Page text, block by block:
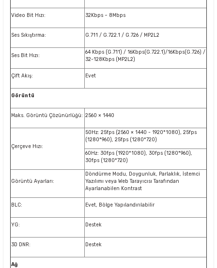
Video Bit Hızı: 32Kbps ~ 8Mbps
Ses Sıkıştırma: G.711 / G.722.1 / G.726 / MP2L2
Ses Bit Hızı:
64 Kbps (G.711) / 16Kbps(G.722.1)/16Kbps(G.726) /
32-128Kbps (MP2L2)
Çift Akış: Evet
Görüntü
Maks. Görüntü Çözünürlüğü: 2560 × 1440
Çerçeve Hızı:
50Hz: 25fps (2560 × 1440 - 1920*1080), 25fps
(1280*960), 25fps (1280*720)
60Hz: 30fps (1920*1080), 30fps (1280*960),
30fps (1280*720)
Görüntü Ayarları:
Döndürme Modu, Doygunluk, Parlaklık, İstemci
Yazılımı veya Web Tarayıcısı Tarafından
Ayarlanabilen Kontrast
BLC: Evet, Bölge Yapılandırılabilir
YG: Destek
3D DNR: Destek
Ağ